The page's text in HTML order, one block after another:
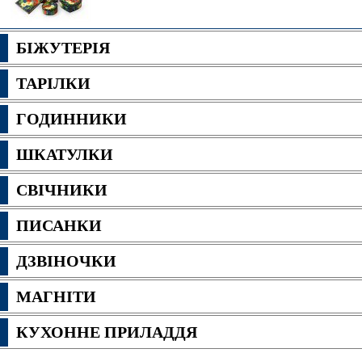
БІЖУТЕРІЯ
ТАРІЛКИ
ГОДИННИКИ
ШКАТУЛКИ
СВІЧНИКИ
ПИСАНКИ
ДЗВІНОЧКИ
МАГНІТИ
КУХОННЕ ПРИЛАДДЯ